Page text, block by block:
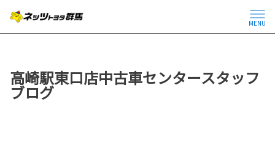
MENU
高崎駅東口店中古車センタースタッフ
ブログ